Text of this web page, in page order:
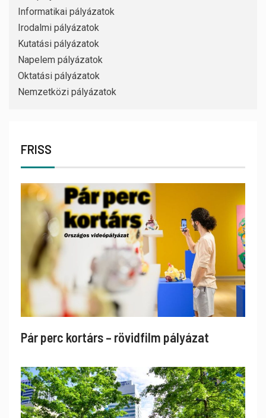
Informatikai pályázatok
Irodalmi pályázatok
Kutatási pályázatok
Napelem pályázatok
Oktatási pályázatok
Nemzetközi pályázatok
FRISS
Pár perc kortárs – rövidfilm pályázat